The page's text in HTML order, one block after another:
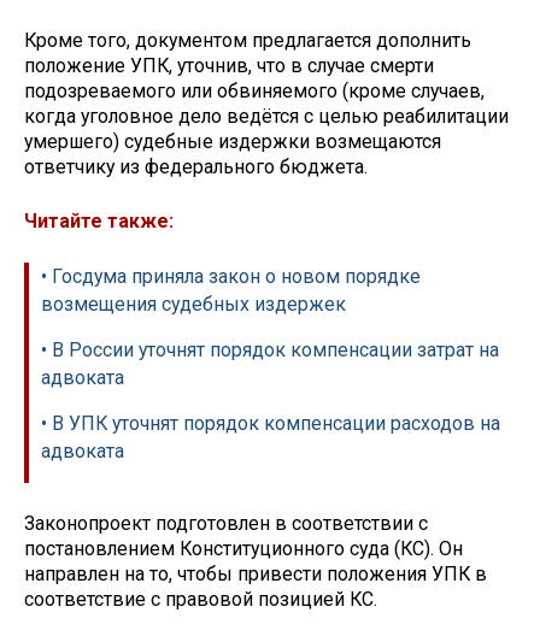
Кроме того, документом предлагается дополнить
положение УПК, уточнив, что в случае смерти
подозреваемого или обвиняемого (кроме случаев,
когда уголовное дело ведётся с целью реабилитации
умершего) судебные издержки возмещаются
ответчику из федерального бюджета.
Читайте также:
• Госдума приняла закон о новом порядке
возмещения судебных издержек
• В России уточнят порядок компенсации затрат на
адвоката
• В УПК уточнят порядок компенсации расходов на
адвоката
Законопроект подготовлен в соответствии с
постановлением Конституционного суда (КС). Он
направлен на то, чтобы привести положения УПК в
соответствие с правовой позицией КС.